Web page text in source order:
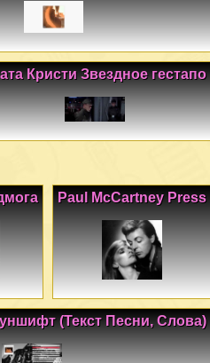
Кристи Звездное гестапо
Paul McCartney Press
(Текст Песни, Слова)